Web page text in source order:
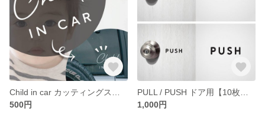
500円
1,000円